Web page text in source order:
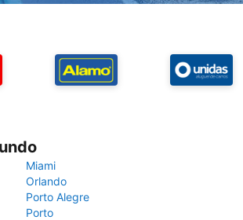
Miami
Orlando
Porto Alegre
Porto